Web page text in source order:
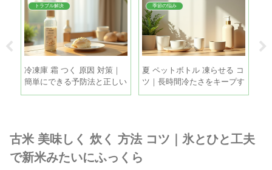
トラブル解決
冷凍庫 霜 つく 原因 対策｜
簡単にできる予防法と正しい
霜取りの手順
季節の悩み
夏 ペットボトル 凍らせる コ
ツ｜長時間冷たさをキープす
る5つの方法
古米 美味しく 炊く 方法 コツ｜氷とひと工夫
で新米みたいにふっくら